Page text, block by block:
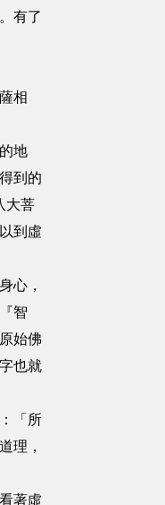
有了
相
地
到的
大菩
到虛
心，
智
始佛
也就
「所
理，
著虛